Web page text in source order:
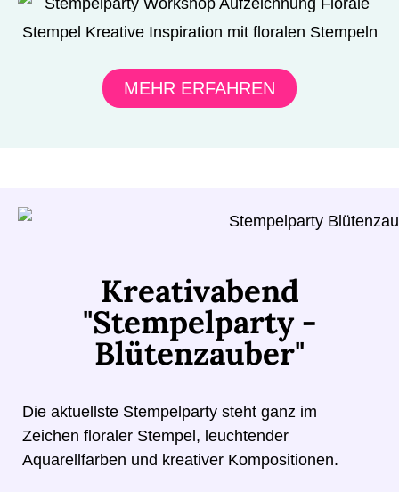
MEHR ERFAHREN
Kreativabend
"Stempelparty -
Blütenzauber"
Die aktuellste Stempelparty steht ganz im
Zeichen floraler Stempel, leuchtender
Aquarellfarben und kreativer Kompositionen.